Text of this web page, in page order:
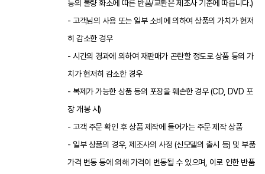
등의 불량 화소에 따른 반품/교환은 제조사 기준에 따릅니다.)
- 고객님의 사용 또는 일부 소비에 의하여 상품의 가치가 현저
히 감소한 경우
- 시간의 경과에 의하여 재판매가 곤란할 정도로 상품 등의 가
치가 현저히 감소한 경우
- 복제가 가능한 상품 등의 포장을 훼손한 경우 (CD, DVD 포
장 개봉 시)
- 고객 주문 확인 후 상품 제작에 들어가는 주문 제작 상품
- 일부 상품의 경우, 제조사의 사정 (신모델의 출시 등) 및 부품
가격 변동 등에 의해 가격이 변동될 수 있으며, 이로 인한 반품